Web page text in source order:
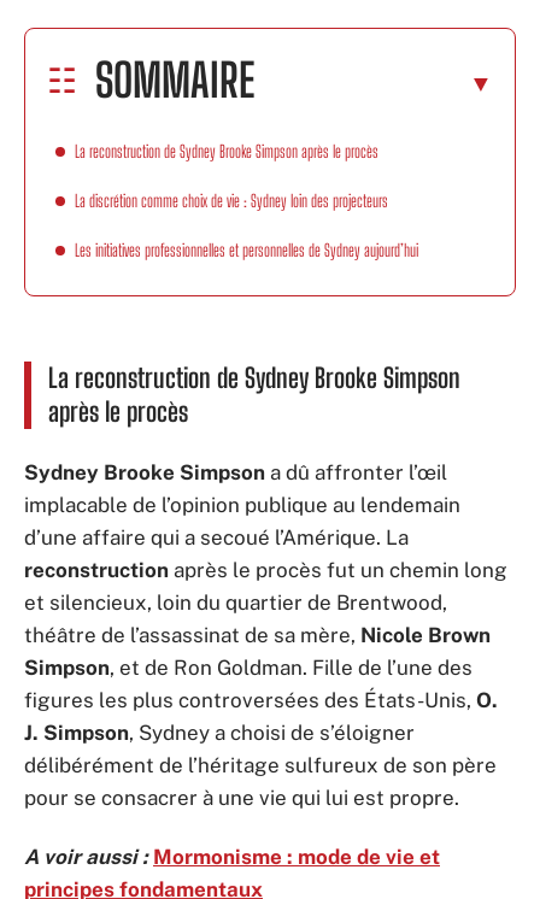
SOMMAIRE
La reconstruction de Sydney Brooke Simpson après le procès
La discrétion comme choix de vie : Sydney loin des projecteurs
Les initiatives professionnelles et personnelles de Sydney aujourd’hui
La reconstruction de Sydney Brooke Simpson
après le procès
Sydney Brooke Simpson a dû affronter l’œil
implacable de l’opinion publique au lendemain
d’une affaire qui a secoué l’Amérique. La
reconstruction après le procès fut un chemin long
et silencieux, loin du quartier de Brentwood,
théâtre de l’assassinat de sa mère, Nicole Brown
Simpson, et de Ron Goldman. Fille de l’une des
figures les plus controversées des États-Unis, O.
J. Simpson, Sydney a choisi de s’éloigner
délibérément de l’héritage sulfureux de son père
pour se consacrer à une vie qui lui est propre.
A voir aussi : Mormonisme : mode de vie et
principes fondamentaux